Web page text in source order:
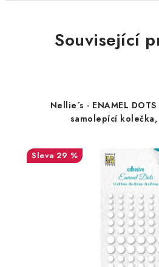
Související
Nellie´s - ENAMEL
samolepící
29 %